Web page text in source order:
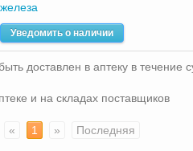
железа
Уведомить о наличии
доставлен в аптеку в течение
и на складах поставщиков
« 1 » Последняя